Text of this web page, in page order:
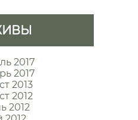
2017
2017
2013
2012
2012